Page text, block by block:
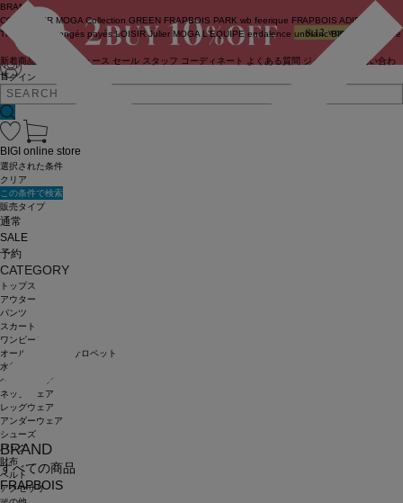
ログイン
BRAND
COUTURIER MOGA Collection GREEN FRAPBOIS PARK wb feerique FRAPBOIS ADIEU
TRISTESSE
congés payés LOISIR Julier MOGA L'EQUIPE endalence unbilanc BIGI online store
新着商品 ニュース セール スタッフ コーディネート よくある質問 ジャーナル
お問い合わ
せ
BRAND
すべての商品
FRAPBOIS
BIGI online store
選択された条件
クリア
この条件で検索
販売タイプ
通常
SALE
予約
CATEGORY
トップス
アウター
パンツ
スカート
ワンピース
オールインワン・サロペット
水着
ヘッドウェア
ネックウェア
レッグウェア
アンダーウェア
シューズ
バッグ
財布
ベルト
アクセサリ